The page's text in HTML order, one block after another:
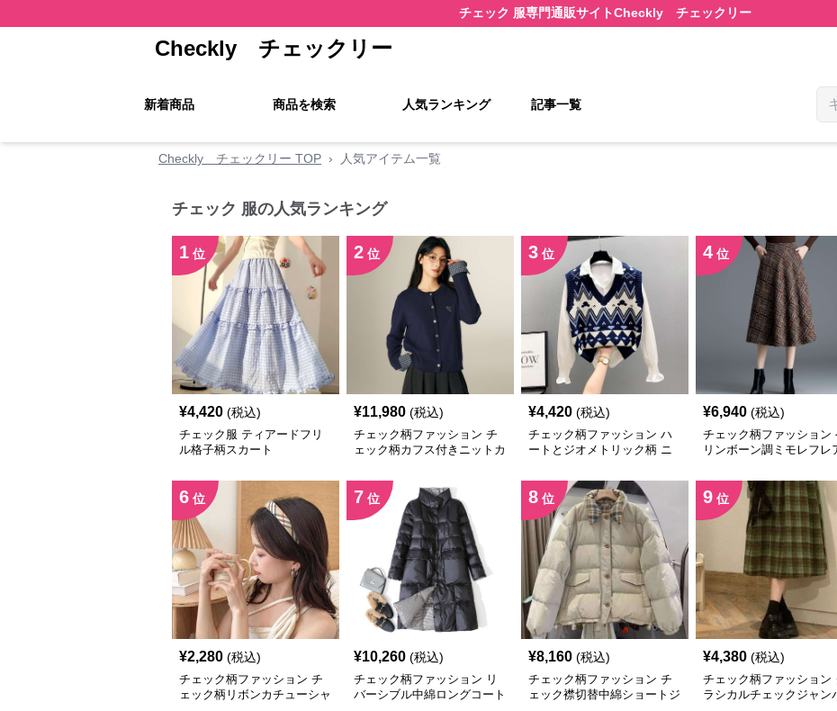
チェック 服専門通販サイトCheckly チェックリー
Checkly チェックリー
新着商品 商品を検索 人気ランキング 記事一覧
Checkly チェックリー TOP › 人気アイテム一覧
チェック 服の人気ランキング
1 位
¥4,420 (税込)
チェック服 ティアードフリ
ル格子柄スカート
2 位
¥11,980 (税込)
チェック柄ファッション チ
ェック柄カフス付きニットカ
3 位
¥4,420 (税込)
チェック柄ファッション ハ
ートとジオメトリック柄 ニ
4 位
¥6,940 (税込)
チェック柄ファッション
リンボーン調ミモレフレ
6 位
¥2,280 (税込)
チェック柄ファッション チ
ェック柄リボンカチューシャ
7 位
¥10,260 (税込)
チェック柄ファッション リ
バーシブル中綿ロングコート
8 位
¥8,160 (税込)
チェック柄ファッション チ
ェック襟切替中綿ショートジ
9 位
¥4,380 (税込)
チェック柄ファッション
ラシカルチェックジャン